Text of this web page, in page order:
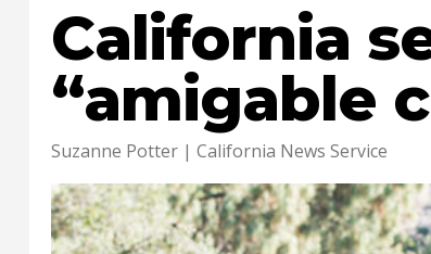
California
“amigable
Suzanne Potter | California News Service